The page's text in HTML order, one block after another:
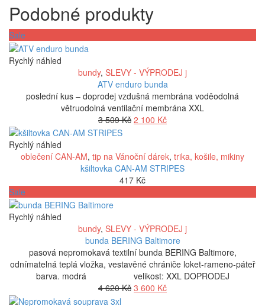
Podobné produkty
Sale
Rychlý náhled
bundy, SLEVY - VÝPRODEJ j
ATV enduro bunda
poslední kus – doprodej vzdušná membrána voděodolná
větruodolná ventilační membrána XXL
3 509Kč Původní
3
509 Kč.
2 100 KčAktuální
2
100 Kč.
Rychlý náhled
oblečení CAN-AM, tip na Vánoční dárek, trika, košile, mikiny
kšiltovka CAN-AM STRIPES
417 Kč
Sale
Rychlý náhled
bundy, SLEVY - VÝPRODEJ j
bunda BERING Baltimore
pasová nepromokavá textilní bunda BERING Baltimore,
odnímatelná teplá vložka, vestavěné chrániče loket-rameno-páteř
barva. modrá velikost: XXL DOPRODEJ
4 620Kč Původní
3 600 KčAktuální